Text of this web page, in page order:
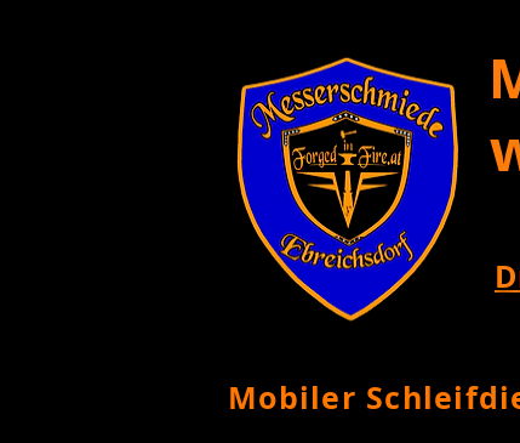
Mobiler